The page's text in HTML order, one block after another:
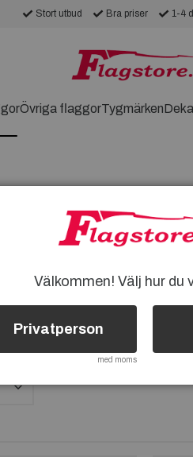
Stort utbud Bra priser 1-4
Övriga flaggorTygmärken
perfekta Storbritannien-
eller samlarändamål.
behov bäst. Köp din
Välkommen! Välj hur du
Privatperson
med moms